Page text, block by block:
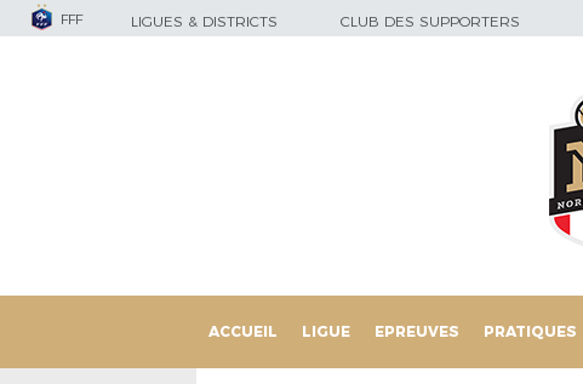
FFF LIGUES & DISTRICTS CLUB DES SUPPORTERS
ACCUEIL LIGUE EPREUVES PRATIQUES